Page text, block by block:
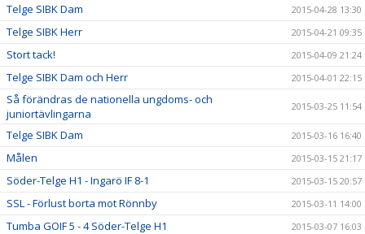
Telge SIBK Dam 2015-04-28 13:30
Telge SIBK Herr 2015-04-21 09:35
Stort tack! 2015-04-09 21:24
Telge SIBK Dam och Herr 2015-04-01 22:15
Så förändras de nationella ungdoms- och
juniortävlingarna
2015-03-25 11:54
Telge SIBK Dam 2015-03-16 16:40
Målen 2015-03-15 21:17
Söder-Telge H1 - Ingarö IF 8-1 2015-03-15 20:57
SSL - Förlust borta mot Rönnby 2015-03-11 14:00
Tumba GOIF 5 - 4 Söder-Telge H1 2015-03-07 16:03